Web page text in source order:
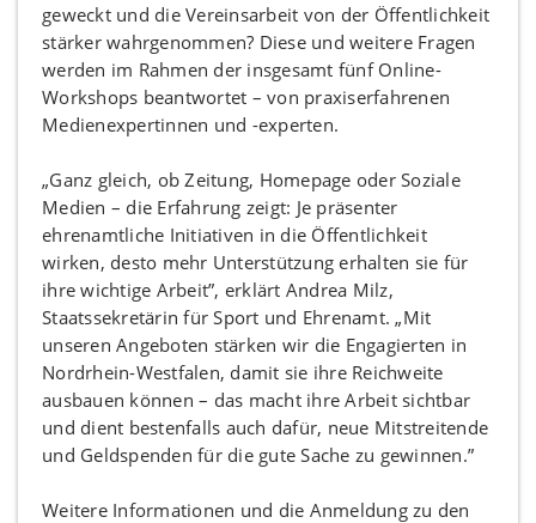
geweckt und die Vereinsarbeit von der Öffentlichkeit
stärker wahrgenommen? Diese und weitere Fragen
werden im Rahmen der insgesamt fünf Online-
Workshops beantwortet – von praxiserfahrenen
Medienexpertinnen und -experten.
„Ganz gleich, ob Zeitung, Homepage oder Soziale
Medien – die Erfahrung zeigt: Je präsenter
ehrenamtliche Initiativen in die Öffentlichkeit
wirken, desto mehr Unterstützung erhalten sie für
ihre wichtige Arbeit”, erklärt Andrea Milz,
Staatssekretärin für Sport und Ehrenamt. „Mit
unseren Angeboten stärken wir die Engagierten in
Nordrhein-Westfalen, damit sie ihre Reichweite
ausbauen können – das macht ihre Arbeit sichtbar
und dient bestenfalls auch dafür, neue Mitstreitende
und Geldspenden für die gute Sache zu gewinnen.”
Weitere Informationen und die Anmeldung zu den